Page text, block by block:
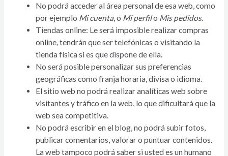
No podrá acceder al área personal de esa web, como
por ejemplo Mi cuenta, o Mi perfilo Mis pedidos.
Tiendas online: Le será imposible realizar compras
online, tendrán que ser telefónicas o visitando la
tienda física si es que dispone de ella.
No será posible personalizar sus preferencias
geográficas como franja horaria, divisa o idioma.
El sitio web no podrá realizar analíticas web sobre
visitantes y tráfico en la web, lo que dificultará que la
web sea competitiva.
No podrá escribir en el blog, no podrá subir fotos,
publicar comentarios, valorar o puntuar contenidos.
La web tampoco podrá saber si usted es un humano